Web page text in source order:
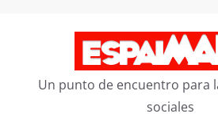
Un punto de encuentro para
sociales